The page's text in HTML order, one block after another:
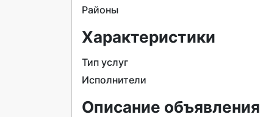
Районы
Характеристики
Тип услуг
Исполнители
Описание объявления